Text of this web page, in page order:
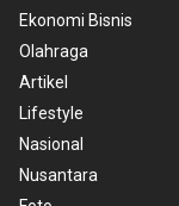
Ekonomi Bisnis
Olahraga
Artikel
Lifestyle
Nasional
Nusantara